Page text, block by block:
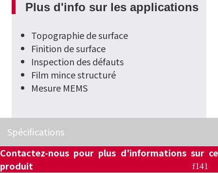
Plus d'info sur les applications
Topographie de surface
Finition de surface
Inspection des défauts
Film mince structuré
Mesure MEMS
Spécifications
Contactez-nous pour plus d'informations sur ce
produit